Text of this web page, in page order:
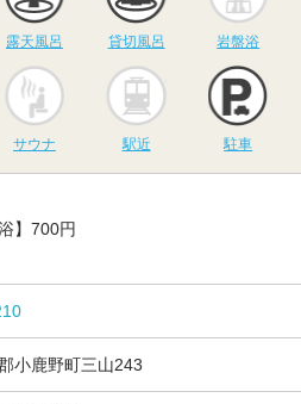
露天風呂 貸切風呂 岩盤浴
サウナ
サウナ 駅近 駐車
】700円
小鹿野町三山243